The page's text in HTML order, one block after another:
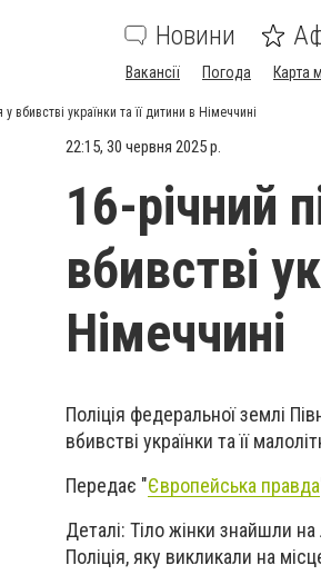
Новини
Вакансії Погода Карта
у вбивстві українки та її дитини в Німеччині
22:15, 30 червня 2025 р.
16-річний
вбивстві
Німеччині
Поліція федеральної землі
вбивстві українки та її
Передає "Європейська правда
Деталі: Тіло жінки знайшли на
Поліція, яку викликали на